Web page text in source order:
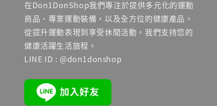
在Don1DonShop我們專注於提供多元化的運動
商品、專業運動裝備，以及全方位的健康產品。
從提升運動表現到享受休閒活動，我們支持您的
健康活躍生活旅程。
LINE ID : @don1donshop